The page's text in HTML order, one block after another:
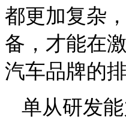
都更加复杂
备，才能在
汽车品牌的
单从研发